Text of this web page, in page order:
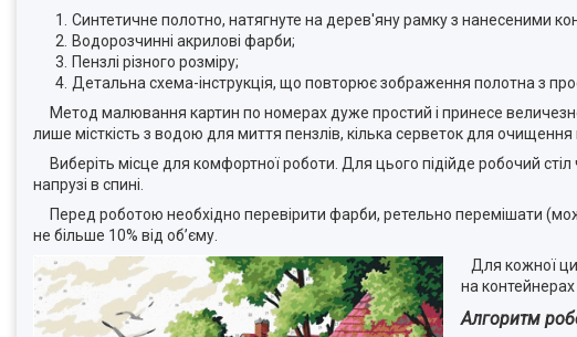
Синтетичне полотно, натягнуте на дерев'яну рамку з нанесеними
Водорозчинні акрилові фарби;
Пензлі різного розміру;
Детальна схема-інструкція, що повторює зображення полотна з
Метод малювання картин по номерах дуже простий і принесе
лише місткість з водою для миття пензлів, кілька серветок для очищення
Виберіть місце для комфортної роботи. Для цього підійде робочий
напрузі в спині.
Перед роботою необхідно перевірити фарби, ретельно перемішати
не більше 10% від об’єму.
Для кожної
на
Алгоритм